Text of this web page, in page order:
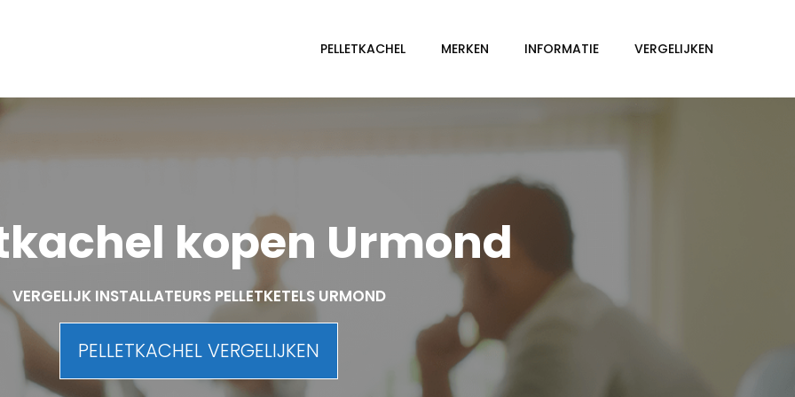
PELLETKACHEL MERKEN INFORMATIE VERGELIJKEN
kopen Urmond
VERGELIJK INSTALLATEURS PELLETKETELS URMOND
PELLETKACHEL VERGELIJKEN